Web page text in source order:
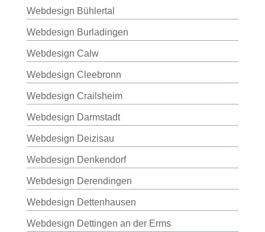
Webdesign Bühlertal
Webdesign Burladingen
Webdesign Calw
Webdesign Cleebronn
Webdesign Crailsheim
Webdesign Darmstadt
Webdesign Deizisau
Webdesign Denkendorf
Webdesign Derendingen
Webdesign Dettenhausen
Webdesign Dettingen an der Erms